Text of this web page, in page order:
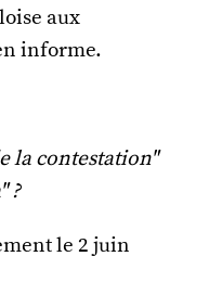
aux
informe.
la contestation"
?
le 2 juin